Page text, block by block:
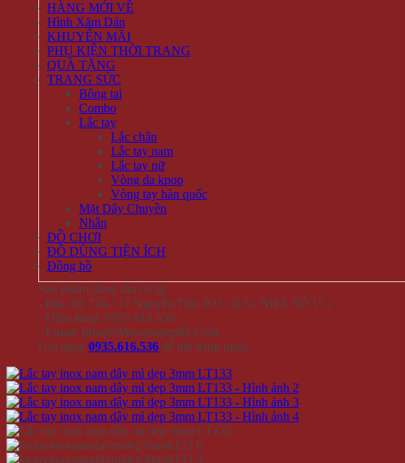
HÀNG MỚI VỀ
Hình Xăm Dán
KHUYẾN MÃI
PHỤ KIỆN THỜI TRANG
QUÀ TẶNG
TRANG SỨC
Bông tai
Combo
Lắc tay
Lắc chân
Lắc tay nam
Lắc tay nữ
Vòng da kpop
Vòng tay hàn quốc
Mặt Dây Chuyền
Nhẫn
ĐỒ CHƠI
ĐỒ DÙNG TIỆN ÍCH
Đồng hồ
Sản phẩm đang sẵn có tại
- Địa chỉ: 714 / 17 Nguyễn Trãi, P.11, Q.5 ( NHÀ SỐ 17 )
- Điện thoại: 0935 616 536
- Email: Info@Winwinshop88.Com
Gọi ngay 0935.616.536 để đặt hàng ngay.